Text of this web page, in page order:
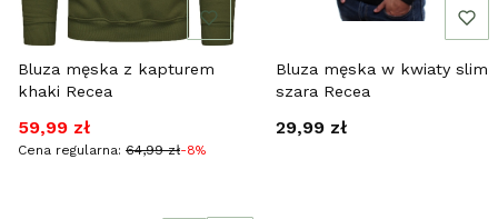
Bluza męska z kapturem
khaki Recea
Cena promocyjna
59,99 zł
Cena regularna: 64,99 zł-8%
Bluza męska w kwiaty slim
szara Recea
Cena
29,99 zł